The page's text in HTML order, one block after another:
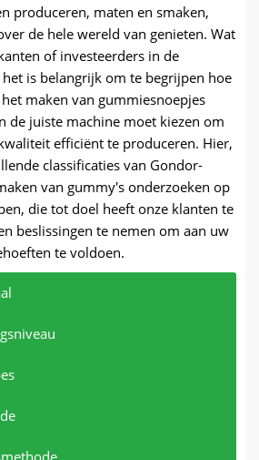
produceren, maten en smaken,
de hele wereld van genieten. Wat
of investeerders in de
is belangrijk om te begrijpen hoe
maken van gummiesnoepjes
de juiste machine moet kiezen om
efficiënt te produceren. Hier,
classificaties van Gondor-
van gummy's onderzoeken op
die tot doel heeft onze klanten te
beslissingen te nemen om aan uw
te voldoen.